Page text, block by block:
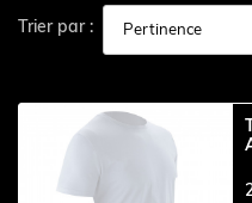
Trier par :